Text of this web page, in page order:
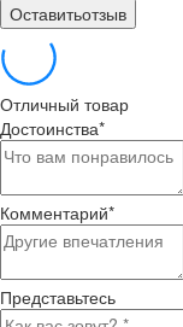
Оставитьотзыв
Отличный товар
Достоинства*
Комментарий*
Представьтесь